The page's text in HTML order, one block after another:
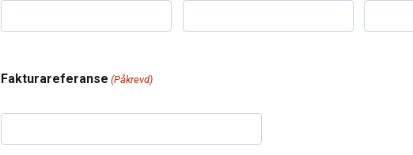
Fakturareferanse (Påkrevd)